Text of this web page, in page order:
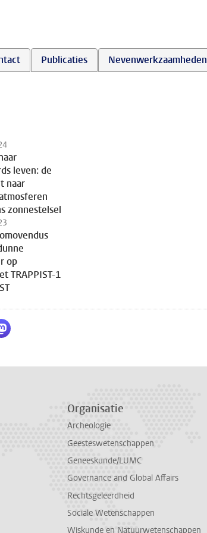
Publicaties Nevenwerkzaamheden
leven: de
naar
zonnestelsel
op
TRAPPIST-1
LinkedIn
via WhatsApp
Delen via Mastodon
Organisatie
Archeologie
Geesteswetenschappen
Geneeskunde/LUMC
Governance and Global Affairs
Rechtsgeleerdheid
Sociale Wetenschappen
Wiskunde en Natuurwetenschappen